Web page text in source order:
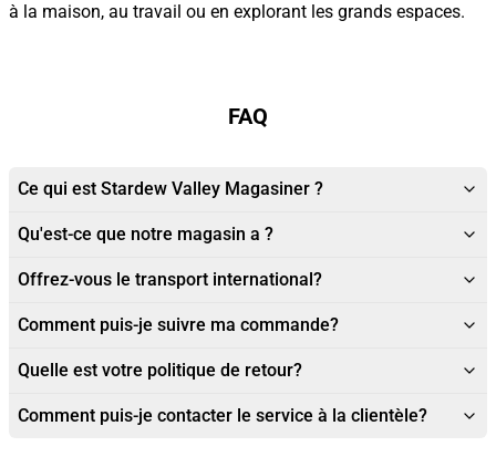
à la maison, au travail ou en explorant les grands espaces.
FAQ
Ce qui est Stardew Valley Magasiner ?
Qu'est-ce que notre magasin a ?
Offrez-vous le transport international?
Comment puis-je suivre ma commande?
Quelle est votre politique de retour?
Comment puis-je contacter le service à la clientèle?